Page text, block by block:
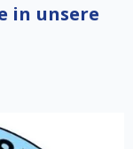
in unsere